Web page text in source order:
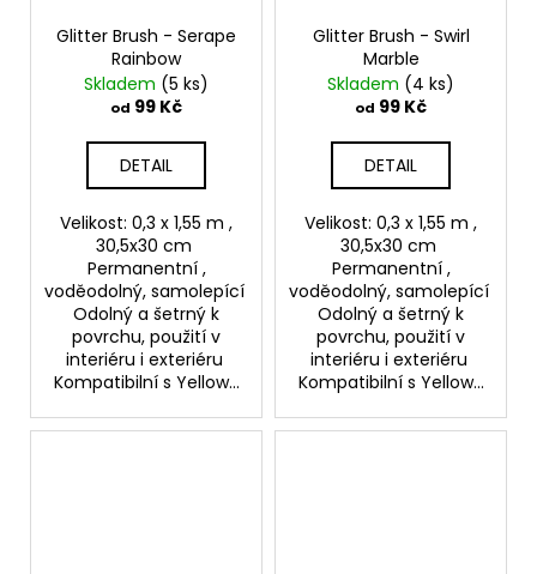
Glitter Brush - Serape
Rainbow
Skladem (5 ks)
od 99 Kč
DETAIL
Velikost: 0,3 x 1,55 m ,
30,5x30 cm
Permanentní ,
voděodolný, samolepící
Odolný a šetrný k
povrchu, použití v
interiéru i exteriéru
Kompatibilní s Yellow...
Glitter Brush - Swirl
Marble
Skladem (4 ks)
od 99 Kč
DETAIL
Velikost: 0,3 x 1,55 m ,
30,5x30 cm
Permanentní ,
voděodolný, samolepící
Odolný a šetrný k
povrchu, použití v
interiéru i exteriéru
Kompatibilní s Yellow...